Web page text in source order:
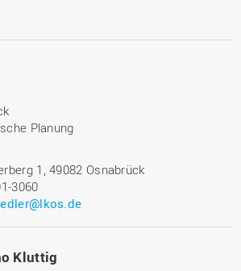
Planung
1, 49082 Osnabrück
3060
Kluttig